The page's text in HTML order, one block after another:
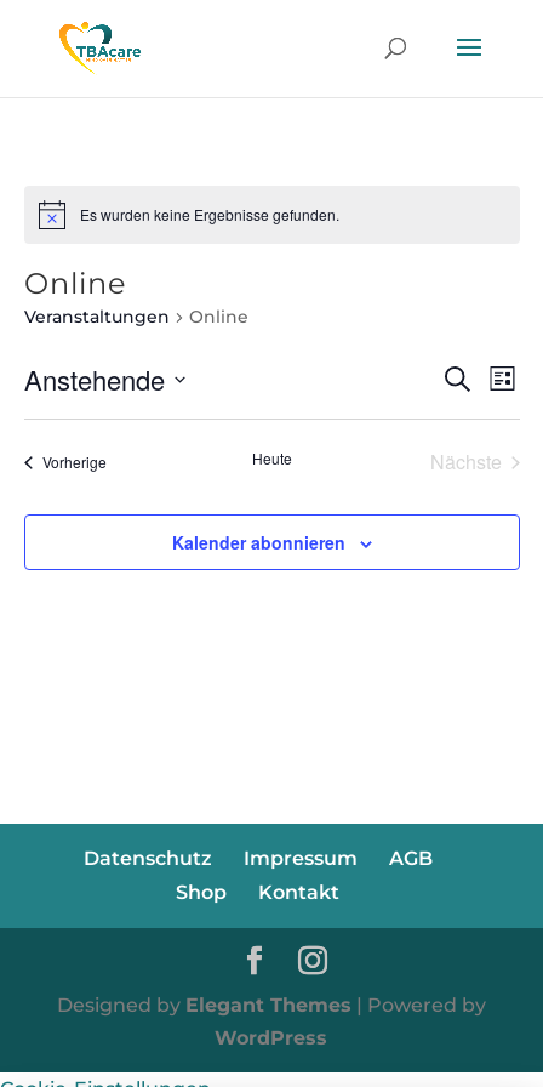
Es wurden keine Ergebnisse gefunden.
Online
Veranstaltungen Online
und
Suche
Liste
Anstehende
Datum
VorherigeVeranstaltungen Heute
Nächste
Kalender abonnieren
Datenschutz Impressum
AGB
Shop
Kontakt
Designed by Elegant Themes | Powered by
WordPress